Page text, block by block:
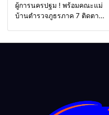
ผู้การนครปฐม ! พร้อมคณะแม่
บ้านตำรวจภูธรภาค 7 ติดตาม